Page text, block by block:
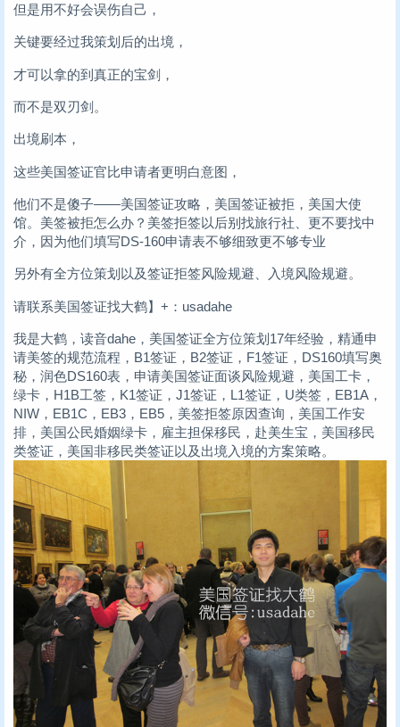
但是用不好会误伤自己，
关键要经过我策划后的出境，
才可以拿的到真正的宝剑，
而不是双刃剑。
出境刷本，
这些美国签证官比申请者更明白意图，
他们不是傻子——美国签证攻略，美国签证被拒，美国大使
馆。美签被拒怎么办？美签拒签以后别找旅行社、更不要找中
介，因为他们填写DS-160申请表不够细致更不够专业
另外有全方位策划以及签证拒签风险规避、入境风险规避。
请联系美国签证找大鹤】+：usadahe
我是大鹤，读音dahe，美国签证全方位策划17年经验，精通申
请美签的规范流程，B1签证，B2签证，F1签证，DS160填写奥
秘，润色DS160表，申请美国签证面谈风险规避，美国工卡，
绿卡，H1B工签，K1签证，J1签证，L1签证，U类签，EB1A，
NIW，EB1C，EB3，EB5，美签拒签原因查询，美国工作安
排，美国公民婚姻绿卡，雇主担保移民，赴美生宝，美国移民
类签证，美国非移民类签证以及出境入境的方案策略。